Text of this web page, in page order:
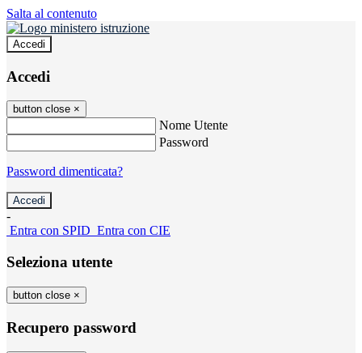
Salta al contenuto
Accedi
Accedi
button close ×
Nome Utente
Password
Password dimenticata?
-
Entra con SPID Entra con CIE
Seleziona utente
button close ×
Recupero password